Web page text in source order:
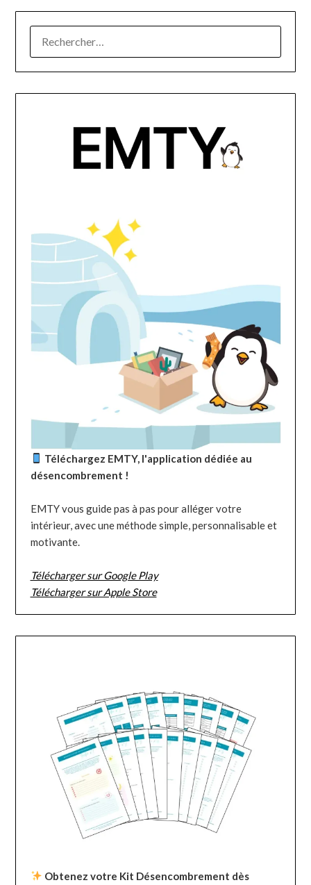
Téléchargez EMTY, l'application dédiée au
désencombrement !
EMTY vous guide pas à pas pour alléger votre
intérieur, avec une méthode simple, personnalisable et
motivante.
Télécharger sur Google Play
Télécharger sur Apple Store
Obtenez votre Kit Désencombrement dès